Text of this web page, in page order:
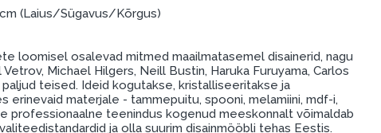
(Laius/Sügavus/Kõrgus)
loomisel osalevad mitmed maailmatasemel disainerid, nagu
Michael Hilgers, Neill Bustin, Haruka Furuyama, Carlos
paljud teised. Ideid kogutakse, kristalliseeritakse ja
erinevaid materjale - tammepuitu, spooni, melamiini, mdf-i,
professionaalne teenindus kogenud meeskonnalt võimaldab
ja olla suurim disainmööbli tehas Eestis.